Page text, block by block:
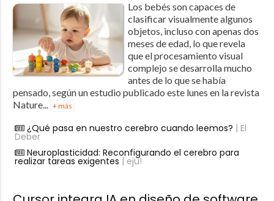
Los bebés son capaces de
clasificar visualmente algunos
objetos, incluso con apenas dos
meses de edad, lo que revela
que el procesamiento visual
complejo se desarrolla mucho
antes de lo que se había
pensado, según un estudio publicado este lunes en la revista
Nature... + más
¿Qué pasa en nuestro cerebro cuando leemos? | El
Deber
Neuroplasticidad: Reconfigurando el cerebro para
realizar tareas exigentes | eju!